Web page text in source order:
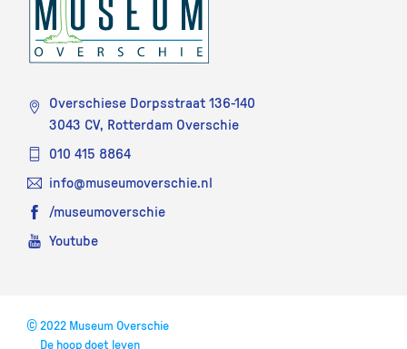
Overschiese Dorpsstraat 136-140
3043 CV, Rotterdam Overschie
010 415 8864
info@museumoverschie.nl
/museumoverschie
Youtube
© 2022 Museum Overschie
De hoop doet leven